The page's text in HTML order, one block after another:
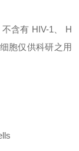
含有 HIV-1、 H
胞仅供科研之用